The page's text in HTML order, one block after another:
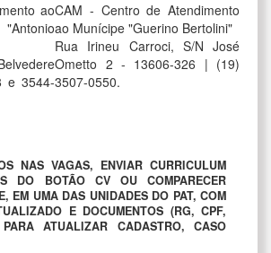
ao
e 3544-
CAM - Centro de Atendimento
ao Munícipe "Guerino Bertolini"
Rua Irineu Carroci, S/N José
Ometto 2 - 13606-326 | (19)
3507-0550.
NAS VAGAS, ENVIAR CURRICULUM
DO BOTÃO CV OU COMPARECER
EM UMA DAS UNIDADES DO PAT, COM
E DOCUMENTOS (RG, CPF,
ATUALIZAR CADASTRO, CASO